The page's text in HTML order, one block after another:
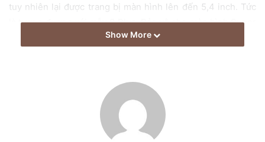
tuy nhiên lại được trang bị màn hình lên đến 5,4 inch. Tức
là tương đương với mẫu 8 Plus. Bảo vệ cho màn hình Super
Retina XDR này là công nghệ kính cường lực Ceramic
Show More